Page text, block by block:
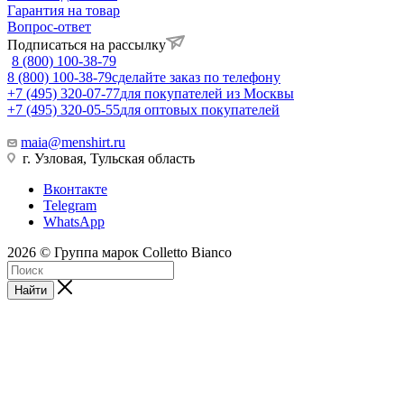
Гарантия на товар
Вопрос-ответ
Подписаться на рассылку
8 (800) 100-38-79
8 (800) 100-38-79сделайте заказ по телефону
+7 (495) 320-07-77для покупателей из Москвы
+7 (495) 320-05-55для оптовых покупателей
maia@menshirt.ru
г. Узловая, Тульская область
Вконтакте
Telegram
WhatsApp
2026 © Группа марок Colletto Bianco
Найти